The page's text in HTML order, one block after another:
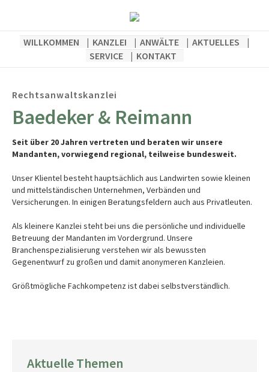
WILLKOMMEN KANZLEI ANWÄLTE
AKTUELLES
SERVICE
KONTAKT
Rechtsanwaltskanzlei
Baedeker & Reimann
Seit über 20 Jahren vertreten und beraten wir unsere
Mandanten, vorwiegend regional, teilweise bundesweit.
Unser Klientel besteht hauptsächlich aus Landwirten sowie kleinen
und mittelständischen Unternehmen, Verbänden und
Versicherungen. In einigen Beratungsfeldern auch aus Privatleuten.
Als kleinere Kanzlei steht bei uns die persönliche und individuelle
Betreuung der Mandanten im Vordergrund. Unsere
Branchenspezialisierung verstehen wir als bewussten
Gegenentwurf zu großen und damit anonymeren Kanzleien.
Größtmögliche Fachkompetenz ist dabei selbstverständlich.
Aktuelle Themen